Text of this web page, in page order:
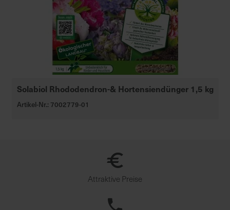
Solabiol Rhododendron-& Hortensiendünger 1,5 kg
Artikel-Nr.: 7002779-01
Attraktive Preise